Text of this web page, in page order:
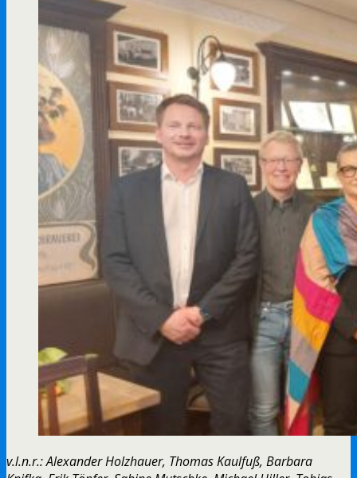
v.l.n.r.: Alexander Holzhauer, Thomas Kaulfuß, Barbara